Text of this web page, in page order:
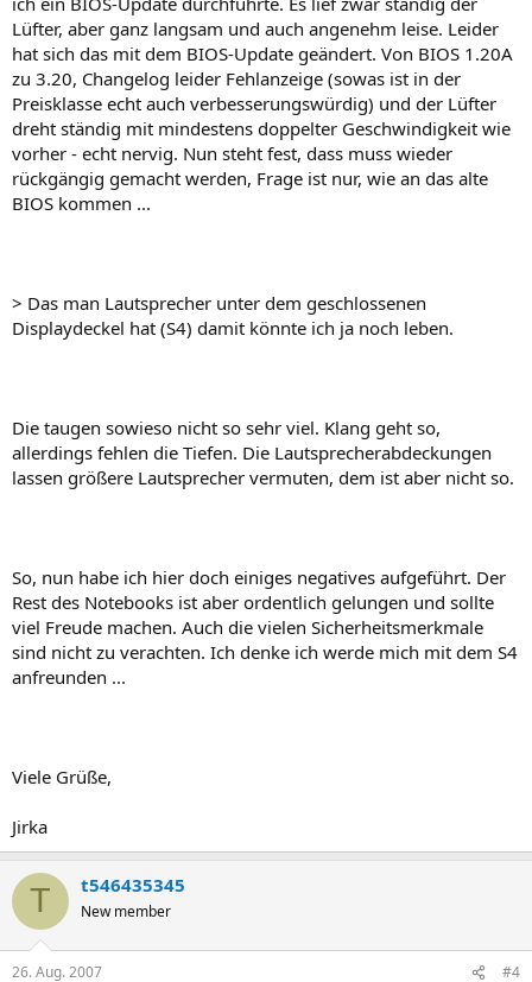
Lüfter, aber ganz langsam und auch angenehm leise. Leider
hat sich das mit dem BIOS-Update geändert. Von BIOS 1.20A
zu 3.20, Changelog leider Fehlanzeige (sowas ist in der
Preisklasse echt auch verbesserungswürdig) und der Lüfter
dreht ständig mit mindestens doppelter Geschwindigkeit wie
vorher - echt nervig. Nun steht fest, dass muss wieder
rückgängig gemacht werden, Frage ist nur, wie an das alte
BIOS kommen ...
> Das man Lautsprecher unter dem geschlossenen
Displaydeckel hat (S4) damit könnte ich ja noch leben.
Die taugen sowieso nicht so sehr viel. Klang geht so,
allerdings fehlen die Tiefen. Die Lautsprecherabdeckungen
lassen größere Lautsprecher vermuten, dem ist aber nicht so.
So, nun habe ich hier doch einiges negatives aufgeführt. Der
Rest des Notebooks ist aber ordentlich gelungen und sollte
viel Freude machen. Auch die vielen Sicherheitsmerkmale
sind nicht zu verachten. Ich denke ich werde mich mit dem S4
anfreunden ...
Viele Grüße,
Jirka
T t546435345
New member
26. Aug. 2007 #4